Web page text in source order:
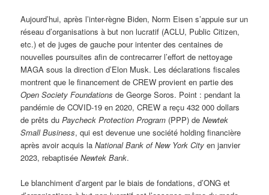
Aujourd’hui, après l’inter-règne Biden, Norm Eisen s’appuie sur un
réseau d’organisations à but non lucratif (ACLU, Public Citizen,
etc.) et de juges de gauche pour intenter des centaines de
nouvelles poursuites afin de contrecarrer l’effort de nettoyage
MAGA sous la direction d’Elon Musk. Les déclarations fiscales
montrent que le financement de CREW provient en partie des
Open Society Foundations de George Soros. Point : pendant la
pandémie de COVID-19 en 2020, CREW a reçu 432 000 dollars
de prêts duPaycheck Protection Program (PPP) deNewtek
Small Business, qui est devenue une société holding financière
après avoir acquis laNational Bank of New York City en janvier
2023, rebaptiséeNewtek Bank.
Le blanchiment d’argent par le biais de fondations, d’ONG et